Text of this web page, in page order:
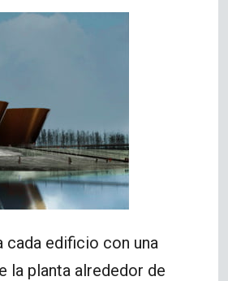
cada edificio con una
la planta alrededor de